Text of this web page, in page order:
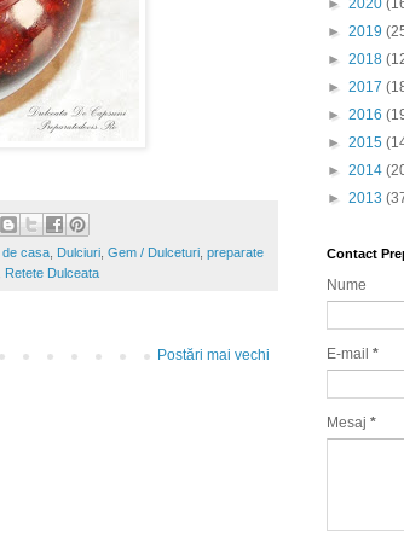
de casa Dulciuri Gem / Dulceturi preparate
Retete Dulceata
Postări mai vechi
► 2020
► 2019
► 2018
► 2017
► 2016
► 2015
► 2014
► 2013
Contact
Nume
E-mail *
Mesaj *